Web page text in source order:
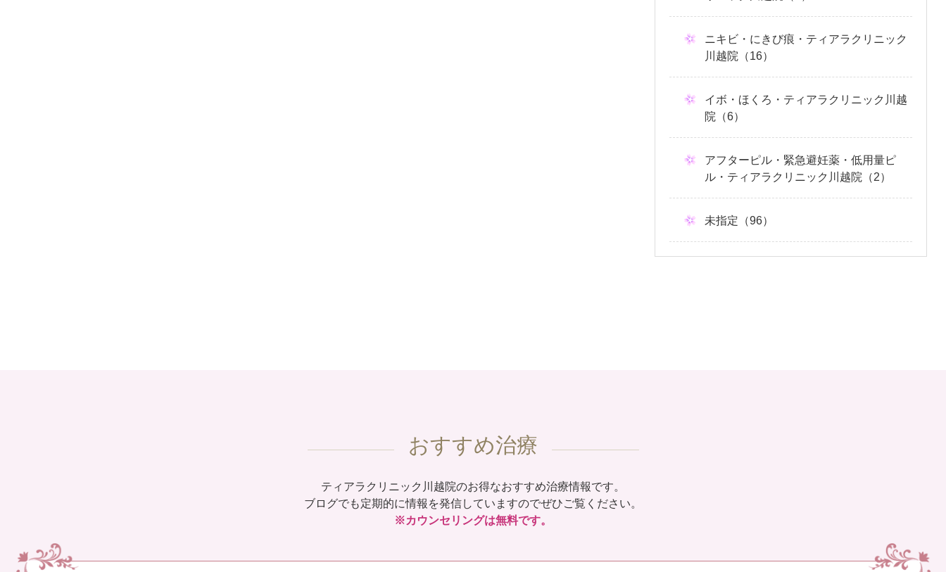
ニキビ・にきび痕・ティアラクリニック
川越院（16）
イボ・ほくろ・ティアラクリニック川越
院（6）
アフターピル・緊急避妊薬・低用量ピ
ル・ティアラクリニック川越院（2）
未指定（96）
おすすめ治療
ティアラクリニック川越院のお得なおすすめ治療情報です。
ブログでも定期的に情報を発信していますのでぜひご覧ください。
※カウンセリングは無料です。